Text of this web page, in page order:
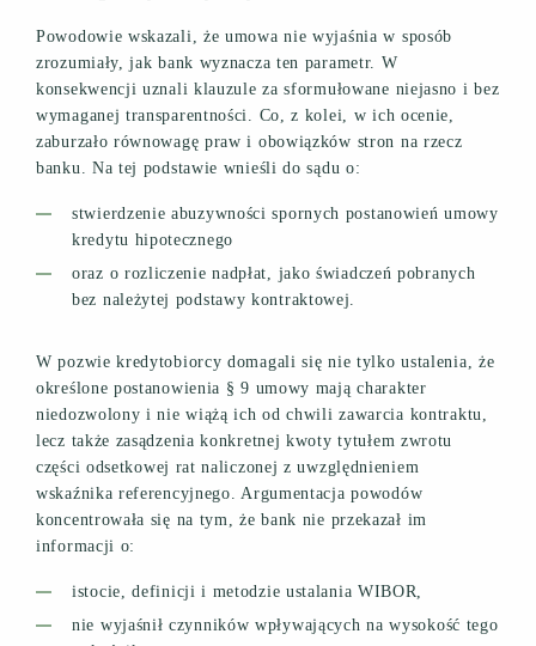
Powodowie wskazali, że umowa nie wyjaśnia w sposób
zrozumiały, jak bank wyznacza ten parametr. W
konsekwencji uznali klauzule za sformułowane niejasno i bez
wymaganej transparentności. Co, z kolei, w ich ocenie,
zaburzało równowagę praw i obowiązków stron na rzecz
banku. Na tej podstawie wnieśli do sądu o:
stwierdzenie abuzywności spornych postanowień umowy
kredytu hipotecznego
oraz o rozliczenie nadpłat, jako świadczeń pobranych
bez należytej podstawy kontraktowej.
W pozwie kredytobiorcy domagali się nie tylko ustalenia, że
określone postanowienia § 9 umowy mają charakter
niedozwolony i nie wiążą ich od chwili zawarcia kontraktu,
lecz także zasądzenia konkretnej kwoty tytułem zwrotu
części odsetkowej rat naliczonej z uwzględnieniem
wskaźnika referencyjnego. Argumentacja powodów
koncentrowała się na tym, że bank nie przekazał im
informacji o:
istocie, definicji i metodzie ustalania WIBOR,
nie wyjaśnił czynników wpływających na wysokość tego